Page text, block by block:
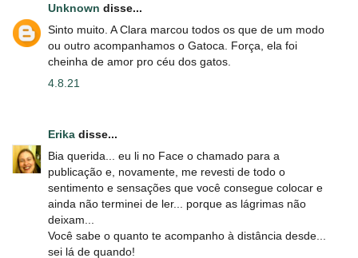
Unknown disse...
Sinto muito. A Clara marcou todos os que de um modo
ou outro acompanhamos o Gatoca. Força, ela foi
cheinha de amor pro céu dos gatos.
4.8.21
Erika disse...
Bia querida... eu li no Face o chamado para a
publicação e, novamente, me revesti de todo o
sentimento e sensações que você consegue colocar e
ainda não terminei de ler... porque as lágrimas não
deixam...
Você sabe o quanto te acompanho à distância desde...
sei lá de quando!